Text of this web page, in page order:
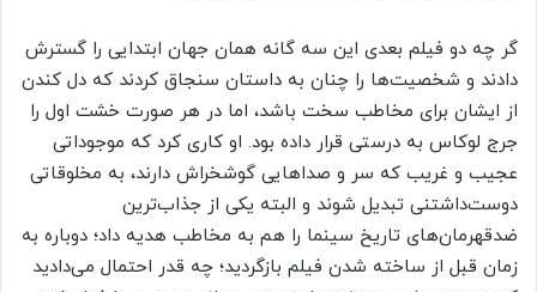
گر چه دو فیلم بعدی این سه گانه همان جهان ابتدایی را گسترش
دادند و شخصیت‌ها را چنان به داستان سنجاق کردند که دل کندن
از ایشان برای مخاطب سخت باشد، اما در هر صورت خشت اول را
جرج لوکاس به درستی قرار داده بود. او کاری کرد که موجوداتی
عجیب و غریب که سر و صداهایی گوشخراش دارند، به مخلوقاتی
دوست‌داشتنی تبدیل شوند و البته یکی از جذاب‌ترین
ضدقهرمان‌های تاریخ سینما را هم به مخاطب هدیه داد؛ دوباره به
زمان قبل از ساخته شدن فیلم بازگردید؛ چه قدر احتمال می‌دادید